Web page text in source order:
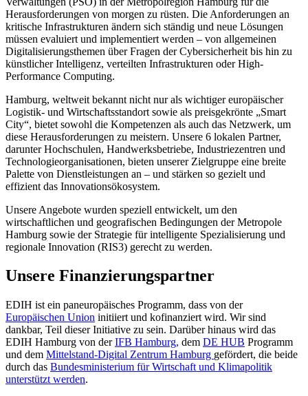
Herausforderungen von morgen zu rüsten. Die Anforderungen an
kritische Infrastrukturen ändern sich ständig und neue Lösungen
müssen evaluiert und implementiert werden – von allgemeinen
Digitalisierungsthemen über Fragen der Cybersicherheit bis hin zu
künstlicher Intelligenz, verteilten Infrastrukturen oder High-
Performance Computing.
Hamburg, weltweit bekannt nicht nur als wichtiger europäischer
Logistik- und Wirtschaftsstandort sowie als preisgekrönte „Smart
City“, bietet sowohl die Kompetenzen als auch das Netzwerk, um
diese Herausforderungen zu meistern. Unsere 6 lokalen Partner,
darunter Hochschulen, Handwerksbetriebe, Industriezentren und
Technologieorganisationen, bieten unserer Zielgruppe eine breite
Palette von Dienstleistungen an – und stärken so gezielt und
effizient das Innovationsökosystem.
Unsere Angebote wurden speziell entwickelt, um den
wirtschaftlichen und geografischen Bedingungen der Metropole
Hamburg sowie der Strategie für intelligente Spezialisierung und
regionale Innovation (RIS3) gerecht zu werden.
Unsere Finanzierungspartner
EDIH ist ein paneuropäisches Programm, dass von der
Europäischen Union initiiert und kofinanziert wird. Wir sind
dankbar, Teil dieser Initiative zu sein. Darüber hinaus wird das
EDIH Hamburg von derIFB Hamburg, dem DE HUB Programm
und dem Mittelstand-Digital Zentrum Hamburg gefördert, die beide
durch das Bundesministerium für Wirtschaft und Klimapolitik
unterstützt werden.